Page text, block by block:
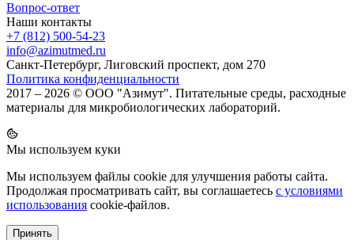
Вопрос-ответ
Наши контакты
+7 (812) 500-54-23
info@azimutmed.ru
Санкт-Петербург, Лиговский проспект, дом 270
Политика конфиденциальности
2017 – 2026 © ООО "Азимут". Питательные среды, расходные
материалы для микробиологических лабораторий.
Мы используем куки
Мы используем файлы cookie для улучшения работы сайта.
Продолжая просматривать сайт, вы соглашаетесь с условиями
использования cookie-файлов.
Принять